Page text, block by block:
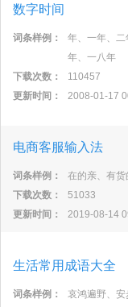
数字时间
词条样例：
年、一年、
年、一八年
下载次数：
110457
更新时间：
2008-01-17
电商客服输入法
词条样例：
在的亲、有
下载次数：
51033
更新时间：
2019-08-14
生活常用成语大全
词条样例：
哀鸿遍野、